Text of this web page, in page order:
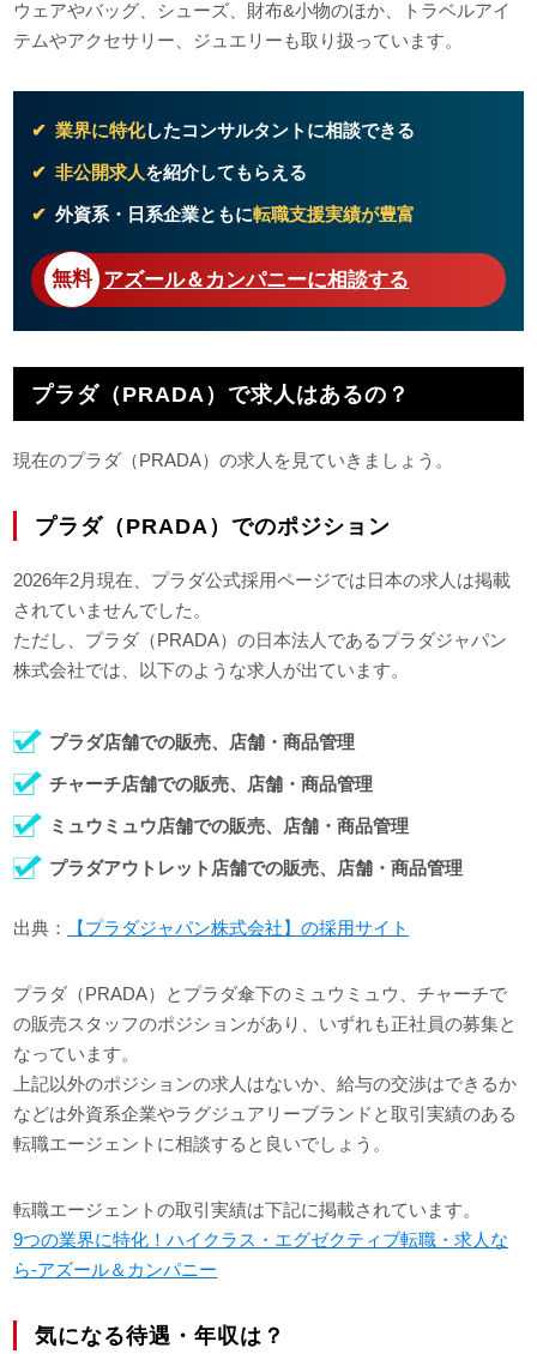
ウェアやバッグ、シューズ、財布&小物のほか、トラベルアイ
テムやアクセサリー、ジュエリーも取り扱っています。
業界に特化したコンサルタントに相談できる
非公開求人を紹介してもらえる
外資系・日系企業ともに転職支援実績が豊富
アズール＆カンパニーに相談する
プラダ（PRADA）で求人はあるの？
現在のプラダ（PRADA）の求人を見ていきましょう。
プラダ（PRADA）でのポジション
2026年2月現在、プラダ公式採用ページでは日本の求人は掲載
されていませんでした。
ただし、プラダ（PRADA）の日本法人であるプラダジャパン
株式会社では、以下のような求人が出ています。
プラダ店舗での販売、店舗・商品管理
チャーチ店舗での販売、店舗・商品管理
ミュウミュウ店舗での販売、店舗・商品管理
プラダアウトレット店舗での販売、店舗・商品管理
出典： 【プラダジャパン株式会社】の採用サイト
プラダ（PRADA）とプラダ傘下のミュウミュウ、チャーチで
の販売スタッフのポジションがあり、いずれも正社員の募集と
なっています。
上記以外のポジションの求人はないか、給与の交渉はできるか
などは外資系企業やラグジュアリーブランドと取引実績のある
転職エージェントに相談すると良いでしょう。
転職エージェントの取引実績は下記に掲載されています。
9つの業界に特化！ハイクラス・エグゼクティブ転職・求人な
ら-アズール＆カンパニー
気になる待遇・年収は？